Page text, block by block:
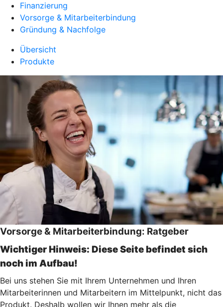
Finanzierung
Vorsorge & Mitarbeiterbindung
Gründung & Nachfolge
Übersicht
Produkte
Vorsorge & Mitarbeiterbindung: Ratgeber
Wichtiger Hinweis: Diese Seite befindet sich
noch im Aufbau!
Bei uns stehen Sie mit Ihrem Unternehmen und Ihren
Mitarbeiterinnen und Mitarbeitern im Mittelpunkt, nicht das
Produkt. Deshalb wollen wir Ihnen mehr als die